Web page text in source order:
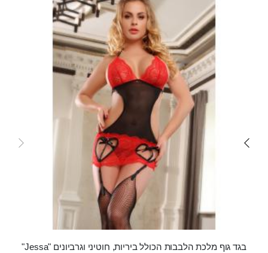
בגד גוף מלכת הלבבות הכולל ביריות, חוטיני וגרביונים "Jessa"